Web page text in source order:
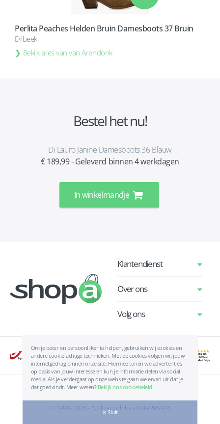
Perlita Peaches Helden Bruin Damesboots 37 Bruin
Dilbeek
Bekijk alles van van Arendonk
Bestel het nu!
Di Lauro Janine Damesboots 36 Blauw
€ 189,99 - Geleverd binnen 4 werkdagen
In winkelmandje
Om je beter en persoonlijker te helpen, gebruiken wij cookies en
andere cookie-achtige technieken. Met de cookies volgen wij jouw
internetgedrag binnen onze site. Hiermee tonen we advertenties
op basis van jouw interesse en kun je informatie delen via social
media. Als je verdergaat op onze website gaan we ervan uit dat je
dat goedvindt. Meer weten? Bekijk ons cookiebeleid
✕ Sluit
Klantendienst
Over ons
Volg ons
Algemene voorwaarden | Privacyverklaring
© 1993 - 2026 - PUBLI-touch bv - 0449.286.974